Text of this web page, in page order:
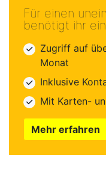
Für einen
benötigt ihr
Zugriff auf
Monat
Inklusive
Mit Karten-
Mehr erfahren